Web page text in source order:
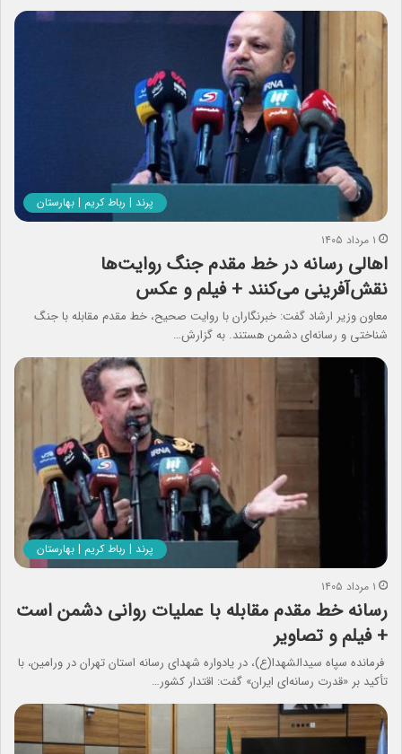
پرند | رباط کریم | بهارستان
۱ مرداد ۱۴۰۵
اهالی رسانه در خط مقدم‌ جنگ روایت‌ها
نقش‌آفرینی می‌کنند + فیلم و عکس
معاون وزیر ارشاد گفت: خبرنگاران با روایت صحیح، خط مقدم مقابله با جنگ
شناختی و رسانه‌ای دشمن هستند. به گزارش…
پرند | رباط کریم | بهارستان
۱ مرداد ۱۴۰۵
رسانه خط مقدم مقابله با عملیات روانی دشمن است
+ فیلم و تصاویر
فرمانده سپاه سیدالشهدا(ع)، در یادواره شهدای رسانه استان تهران در ورامین، با
تأکید بر «قدرت رسانه‌ای ایران» گفت: اقتدار کشور…